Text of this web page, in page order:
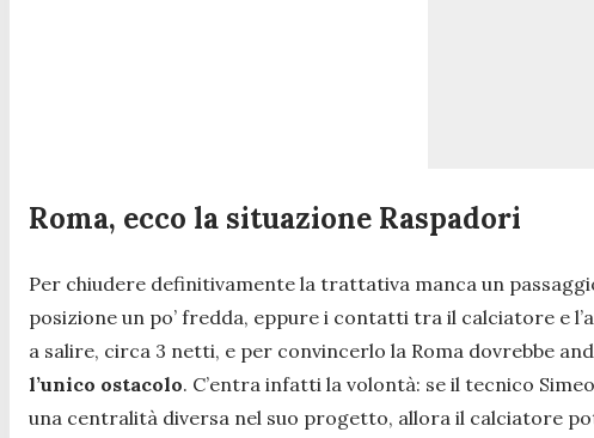
Roma, ecco la situazione Raspadori
Per chiudere definitivamente la trattativa manca un
posizione un po’ fredda, eppure i contatti tra il calciatore e
a salire, circa 3 netti, e per convincerlo la Roma dovrebbe
l’unico ostacolo. C’entra infatti la volontà: se il tecnico
una centralità diversa nel suo progetto, allora il calciatore